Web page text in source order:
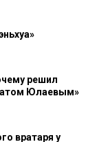
решил
Юлаевым»
вратаря у